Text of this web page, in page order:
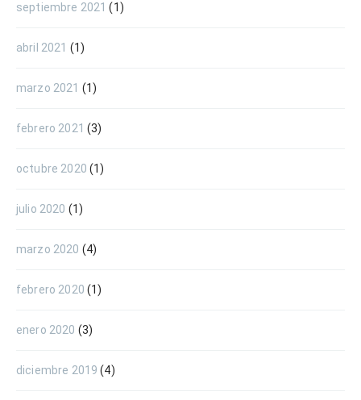
septiembre 2021 (1)
abril 2021 (1)
marzo 2021 (1)
febrero 2021 (3)
octubre 2020 (1)
julio 2020 (1)
marzo 2020 (4)
febrero 2020 (1)
enero 2020 (3)
diciembre 2019 (4)